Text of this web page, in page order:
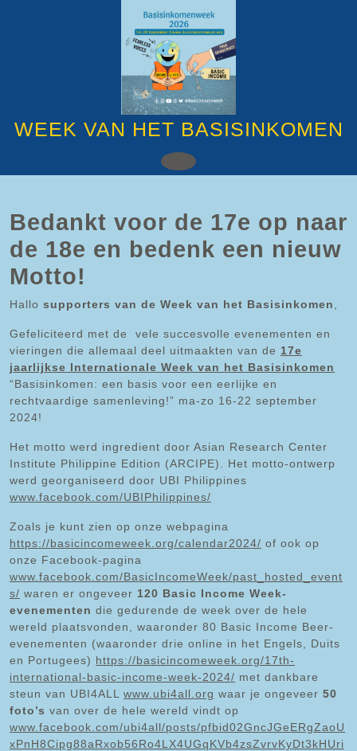
WEEK VAN HET BASISINKOMEN
Open
Bedankt voor de 17e op naar
de 18e en bedenk een nieuw
Motto!
Hallo supporters van de Week van het Basisinkomen
Gefeliciteerd met de vele succesvolle evenementen en
vieringen die allemaal deel uitmaakten van de 17e
jaarlijkse Internationale Week van het Basisinkomen
“Basisinkomen: een basis voor een eerlijke en
rechtvaardige samenleving!” ma-zo 16-22 september
2024!
Het motto werd ingredient door Asian Research Center
Institute Philippine Edition (ARCIPE). Het motto-ontwerp
werd georganiseerd door UBI Philippines
www.facebook.com/UBIPhilippines/
Zoals je kunt zien op onze webpagina
https://basicincomeweek.org/calendar2024/ of ook op
onze Facebook-pagina
www.facebook.com/BasicIncomeWeek/past_hosted_event
s/ waren er ongeveer 120 Basic Income Week-
evenementen die gedurende de week over de hele
wereld plaatsvonden, waaronder 80 Basic Income Beer-
evenementen (waaronder drie online in het Engels, Duits
en Portugees) https://basicincomeweek.org/17th-
international-basic-income-week-2024/ met dankbare
steun van UBI4ALL www.ubi4all.org waar je ongeveer 50
foto’s van over de hele wereld vindt op
www.facebook.com/ubi4all/posts/pfbid02GncJGeERgZaoU
xPnH8Cipg88aRxob56Ro4LX4UGqKVb4zsZvrvKyDt3kHUri